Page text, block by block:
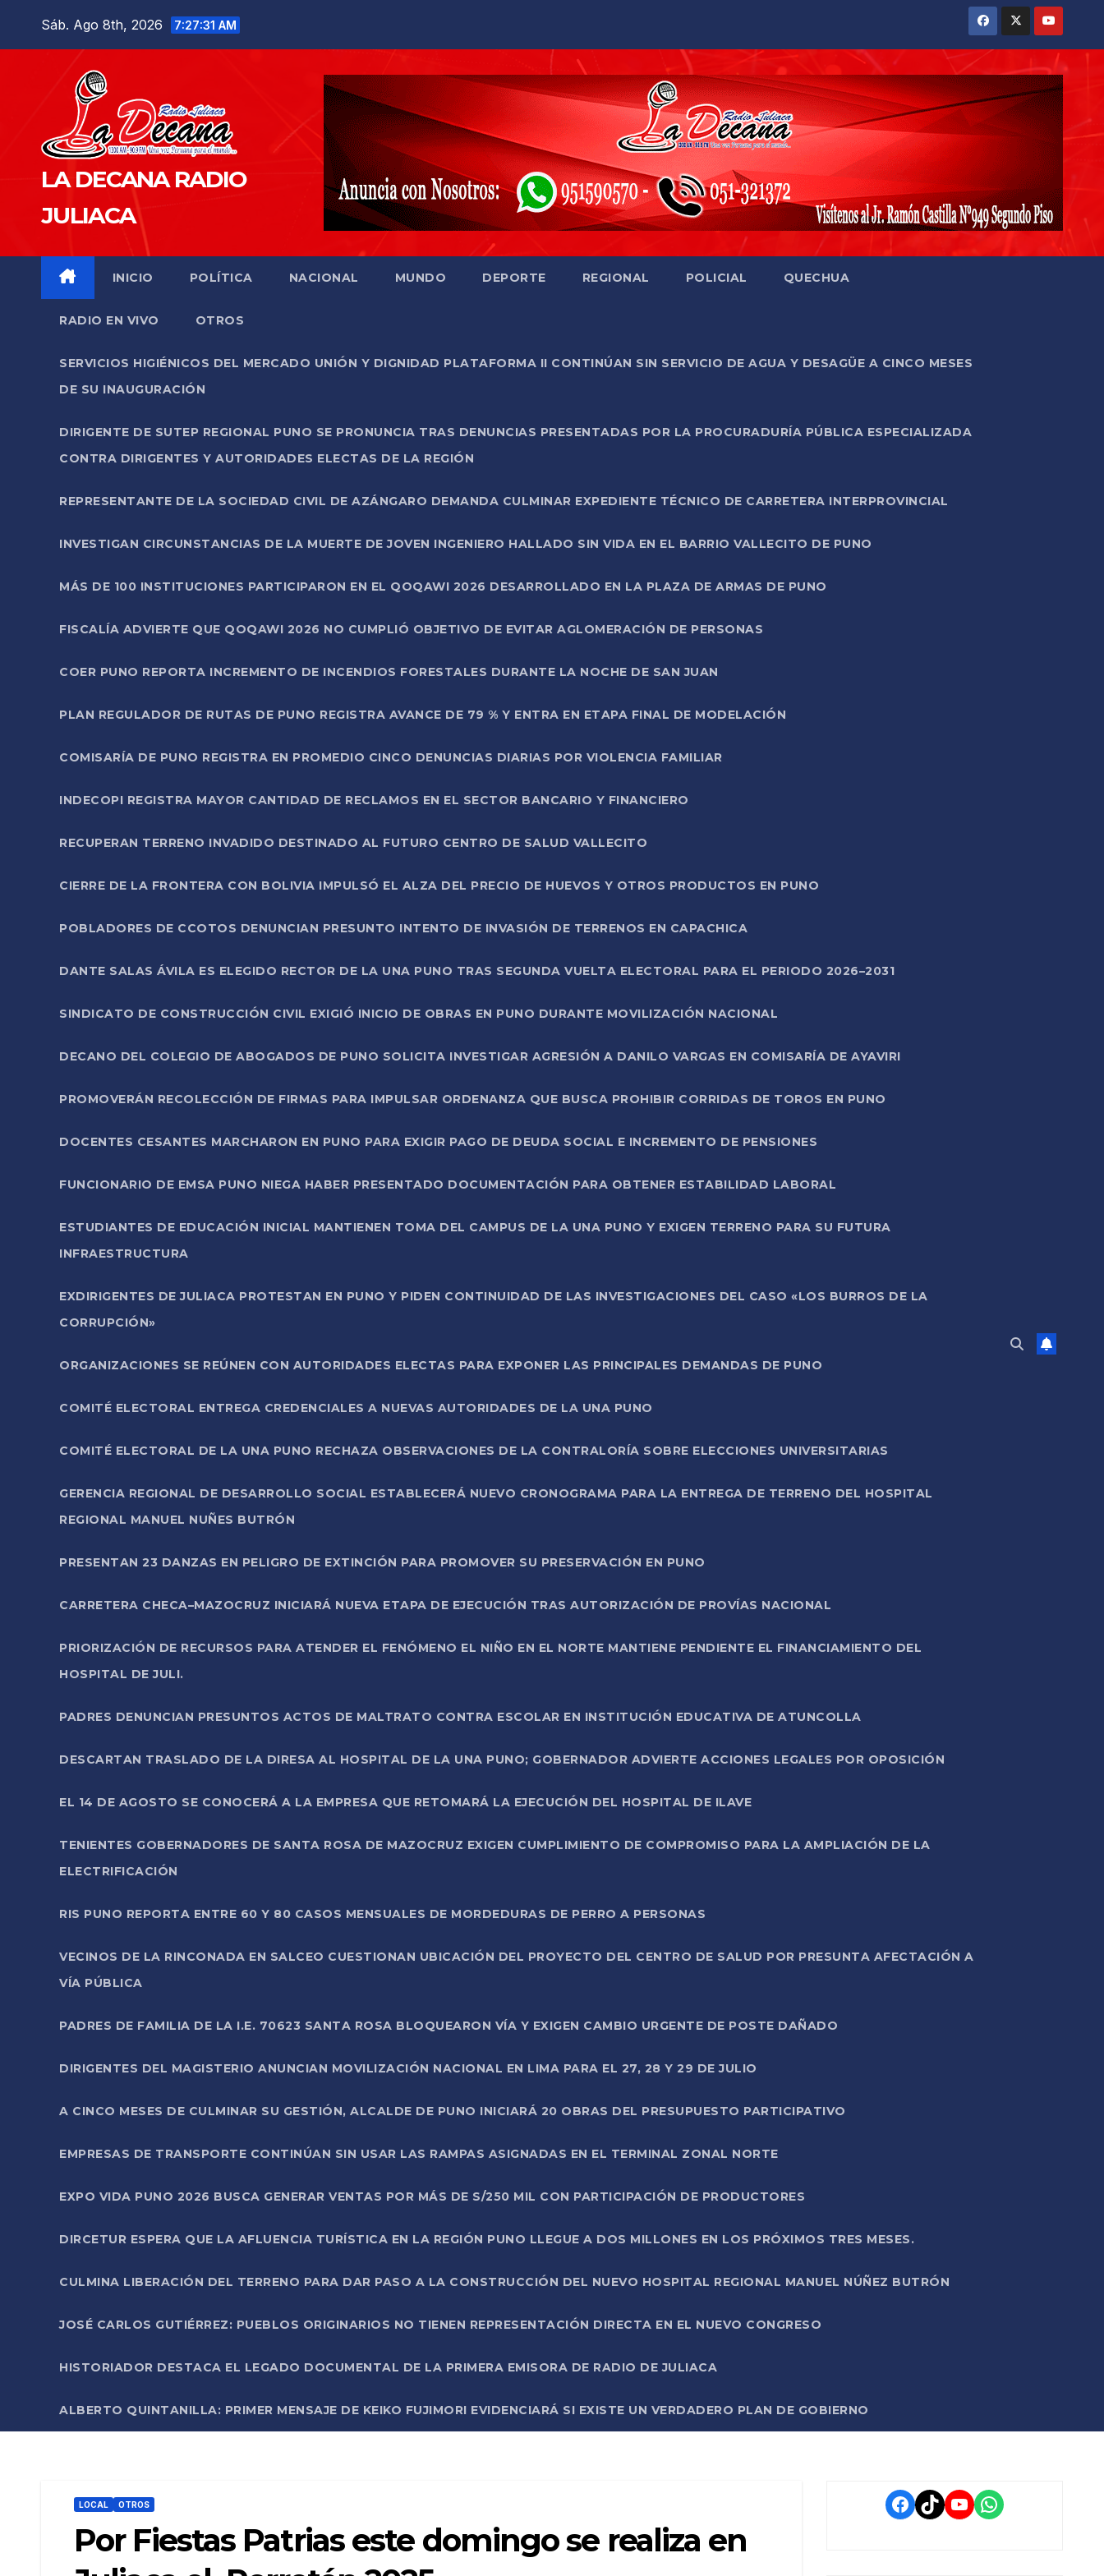
Sáb. Ago 8th, 2026 7:27:33 AM
LA DECANA RADIO
JULIACA
INICIO POLÍTICA NACIONAL MUNDO DEPORTE REGIONAL POLICIAL QUECHUA
RADIO EN VIVO OTROS
SERVICIOS HIGIÉNICOS DEL MERCADO UNIÓN Y DIGNIDAD PLATAFORMA II CONTINÚAN SIN SERVICIO DE AGUA Y DESAGÜE A CINCO MESES
DE SU INAUGURACIÓN
DIRIGENTE DE SUTEP REGIONAL PUNO SE PRONUNCIA TRAS DENUNCIAS PRESENTADAS POR LA PROCURADURÍA PÚBLICA ESPECIALIZADA
CONTRA DIRIGENTES Y AUTORIDADES ELECTAS DE LA REGIÓN
REPRESENTANTE DE LA SOCIEDAD CIVIL DE AZÁNGARO DEMANDA CULMINAR EXPEDIENTE TÉCNICO DE CARRETERA INTERPROVINCIAL
INVESTIGAN CIRCUNSTANCIAS DE LA MUERTE DE JOVEN INGENIERO HALLADO SIN VIDA EN EL BARRIO VALLECITO DE PUNO
MÁS DE 100 INSTITUCIONES PARTICIPARON EN EL QOQAWI 2026 DESARROLLADO EN LA PLAZA DE ARMAS DE PUNO
FISCALÍA ADVIERTE QUE QOQAWI 2026 NO CUMPLIÓ OBJETIVO DE EVITAR AGLOMERACIÓN DE PERSONAS
COER PUNO REPORTA INCREMENTO DE INCENDIOS FORESTALES DURANTE LA NOCHE DE SAN JUAN
PLAN REGULADOR DE RUTAS DE PUNO REGISTRA AVANCE DE 79 % Y ENTRA EN ETAPA FINAL DE MODELACIÓN
COMISARÍA DE PUNO REGISTRA EN PROMEDIO CINCO DENUNCIAS DIARIAS POR VIOLENCIA FAMILIAR
INDECOPI REGISTRA MAYOR CANTIDAD DE RECLAMOS EN EL SECTOR BANCARIO Y FINANCIERO
RECUPERAN TERRENO INVADIDO DESTINADO AL FUTURO CENTRO DE SALUD VALLECITO
CIERRE DE LA FRONTERA CON BOLIVIA IMPULSÓ EL ALZA DEL PRECIO DE HUEVOS Y OTROS PRODUCTOS EN PUNO
POBLADORES DE CCOTOS DENUNCIAN PRESUNTO INTENTO DE INVASIÓN DE TERRENOS EN CAPACHICA
DANTE SALAS ÁVILA ES ELEGIDO RECTOR DE LA UNA PUNO TRAS SEGUNDA VUELTA ELECTORAL PARA EL PERIODO 2026–2031
SINDICATO DE CONSTRUCCIÓN CIVIL EXIGIÓ INICIO DE OBRAS EN PUNO DURANTE MOVILIZACIÓN NACIONAL
DECANO DEL COLEGIO DE ABOGADOS DE PUNO SOLICITA INVESTIGAR AGRESIÓN A DANILO VARGAS EN COMISARÍA DE AYAVIRI
PROMOVERÁN RECOLECCIÓN DE FIRMAS PARA IMPULSAR ORDENANZA QUE BUSCA PROHIBIR CORRIDAS DE TOROS EN PUNO
DOCENTES CESANTES MARCHARON EN PUNO PARA EXIGIR PAGO DE DEUDA SOCIAL E INCREMENTO DE PENSIONES
FUNCIONARIO DE EMSA PUNO NIEGA HABER PRESENTADO DOCUMENTACIÓN PARA OBTENER ESTABILIDAD LABORAL
ESTUDIANTES DE EDUCACIÓN INICIAL MANTIENEN TOMA DEL CAMPUS DE LA UNA PUNO Y EXIGEN TERRENO PARA SU FUTURA
INFRAESTRUCTURA
EXDIRIGENTES DE JULIACA PROTESTAN EN PUNO Y PIDEN CONTINUIDAD DE LAS INVESTIGACIONES DEL CASO «LOS BURROS DE LA
CORRUPCIÓN»
ORGANIZACIONES SE REÚNEN CON AUTORIDADES ELECTAS PARA EXPONER LAS PRINCIPALES DEMANDAS DE PUNO
COMITÉ ELECTORAL ENTREGA CREDENCIALES A NUEVAS AUTORIDADES DE LA UNA PUNO
COMITÉ ELECTORAL DE LA UNA PUNO RECHAZA OBSERVACIONES DE LA CONTRALORÍA SOBRE ELECCIONES UNIVERSITARIAS
GERENCIA REGIONAL DE DESARROLLO SOCIAL ESTABLECERÁ NUEVO CRONOGRAMA PARA LA ENTREGA DE TERRENO DEL HOSPITAL
REGIONAL MANUEL NUÑES BUTRÓN
PRESENTAN 23 DANZAS EN PELIGRO DE EXTINCIÓN PARA PROMOVER SU PRESERVACIÓN EN PUNO
CARRETERA CHECA–MAZOCRUZ INICIARÁ NUEVA ETAPA DE EJECUCIÓN TRAS AUTORIZACIÓN DE PROVÍAS NACIONAL
PRIORIZACIÓN DE RECURSOS PARA ATENDER EL FENÓMENO EL NIÑO EN EL NORTE MANTIENE PENDIENTE EL FINANCIAMIENTO DEL
HOSPITAL DE JULI.
PADRES DENUNCIAN PRESUNTOS ACTOS DE MALTRATO CONTRA ESCOLAR EN INSTITUCIÓN EDUCATIVA DE ATUNCOLLA
DESCARTAN TRASLADO DE LA DIRESA AL HOSPITAL DE LA UNA PUNO; GOBERNADOR ADVIERTE ACCIONES LEGALES POR OPOSICIÓN
EL 14 DE AGOSTO SE CONOCERÁ A LA EMPRESA QUE RETOMARÁ LA EJECUCIÓN DEL HOSPITAL DE ILAVE
TENIENTES GOBERNADORES DE SANTA ROSA DE MAZOCRUZ EXIGEN CUMPLIMIENTO DE COMPROMISO PARA LA AMPLIACIÓN DE LA
ELECTRIFICACIÓN
RIS PUNO REPORTA ENTRE 60 Y 80 CASOS MENSUALES DE MORDEDURAS DE PERRO A PERSONAS
VECINOS DE LA RINCONADA EN SALCEO CUESTIONAN UBICACIÓN DEL PROYECTO DEL CENTRO DE SALUD POR PRESUNTA AFECTACIÓN A
VÍA PÚBLICA
PADRES DE FAMILIA DE LA I.E. 70623 SANTA ROSA BLOQUEARON VÍA Y EXIGEN CAMBIO URGENTE DE POSTE DAÑADO
DIRIGENTES DEL MAGISTERIO ANUNCIAN MOVILIZACIÓN NACIONAL EN LIMA PARA EL 27, 28 Y 29 DE JULIO
A CINCO MESES DE CULMINAR SU GESTIÓN, ALCALDE DE PUNO INICIARÁ 20 OBRAS DEL PRESUPUESTO PARTICIPATIVO
EMPRESAS DE TRANSPORTE CONTINÚAN SIN USAR LAS RAMPAS ASIGNADAS EN EL TERMINAL ZONAL NORTE
EXPO VIDA PUNO 2026 BUSCA GENERAR VENTAS POR MÁS DE S/250 MIL CON PARTICIPACIÓN DE PRODUCTORES
DIRCETUR ESPERA QUE LA AFLUENCIA TURÍSTICA EN LA REGIÓN PUNO LLEGUE A DOS MILLONES EN LOS PRÓXIMOS TRES MESES.
CULMINA LIBERACIÓN DEL TERRENO PARA DAR PASO A LA CONSTRUCCIÓN DEL NUEVO HOSPITAL REGIONAL MANUEL NÚÑEZ BUTRÓN
JOSÉ CARLOS GUTIÉRREZ: PUEBLOS ORIGINARIOS NO TIENEN REPRESENTACIÓN DIRECTA EN EL NUEVO CONGRESO
HISTORIADOR DESTACA EL LEGADO DOCUMENTAL DE LA PRIMERA EMISORA DE RADIO DE JULIACA
ALBERTO QUINTANILLA: PRIMER MENSAJE DE KEIKO FUJIMORI EVIDENCIARÁ SI EXISTE UN VERDADERO PLAN DE GOBIERNO
LOCAL OTROS
Por Fiestas Patrias este domingo se realiza en
Facebook
TikTokYouTube
WhatsApp